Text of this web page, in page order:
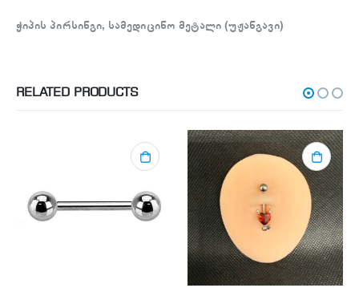
ჭიპის პირსინგი, სამედიცინო მეტალი (უჟანგავი)
RELATED PRODUCTS